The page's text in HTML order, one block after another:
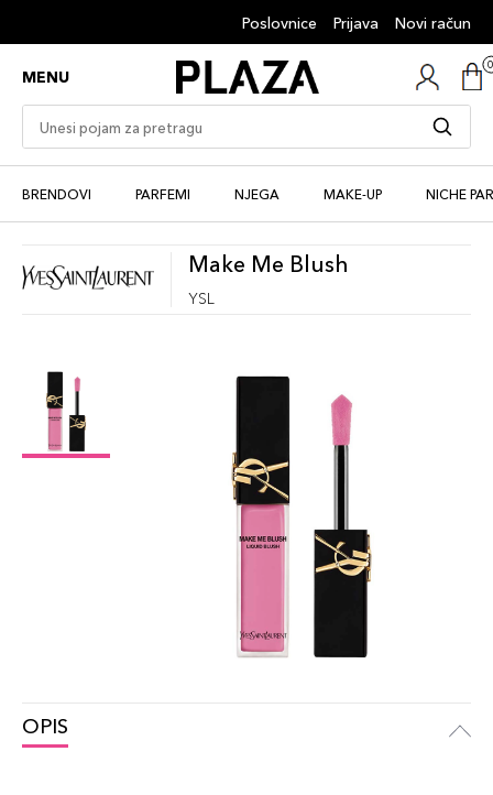
Poslovnice Prijava Novi račun
MENU
BRENDOVI PARFEMI NJEGA MAKE-UP NICHE
Make Me Blush
YSL
OPIS